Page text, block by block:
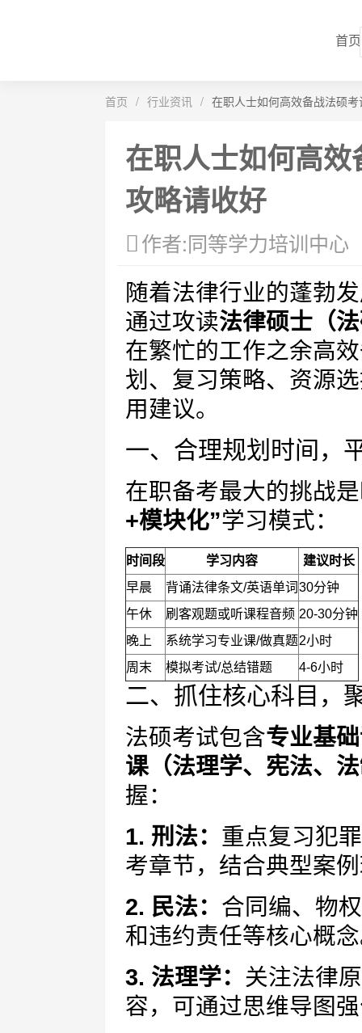
首页
首页 / 行业资讯 / 在职人士如何高效备战法硕
在职人士如何高
攻略请收好
作者:同等学力培训中心
随着法律行业的蓬勃
通过攻读法律硕士（
在繁忙的工作之余高
划、复习策略、资源
用建议。
一、合理规划时间，
在职备考最大的挑战
+模块化”学习模式：
时间段 学习内容
建议时长
早晨
背诵法律条文/英语单词 30分钟
午休
刷客观题或听课程音频 20-30分钟
晚上
系统学习专业课/做真题2小时
周末
模拟考试/总结错题 4-6小时
二、抓住核心科目，
法硕考试包含专业基
课（法理学、宪法、
握：
1. 刑法： 重点复习犯
考章节，结合典型案
2. 民法： 合同编、物
和违约责任等核心概
3. 法理学： 关注法律
容，可通过思维导图